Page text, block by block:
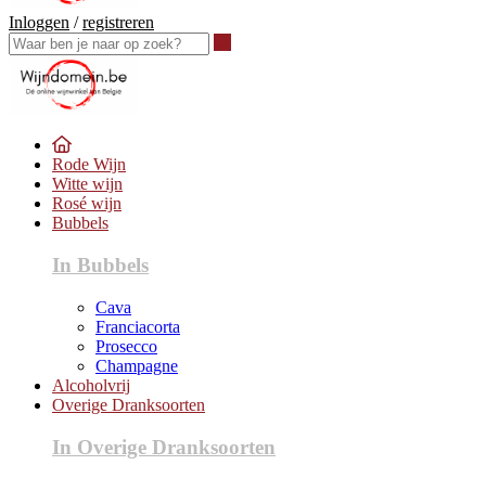
Inloggen /registreren
Rode Wijn
Witte wijn
Rosé wijn
Bubbels
In Bubbels
Cava
Franciacorta
Prosecco
Champagne
Alcoholvrij
Overige Dranksoorten
In Overige Dranksoorten